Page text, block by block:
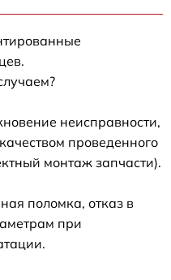
неисправности,
проведенного
монтаж запчасти).
поломка, отказ в
при